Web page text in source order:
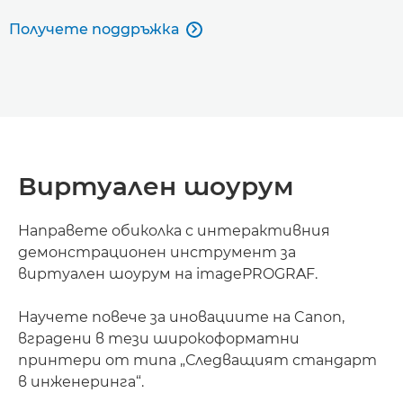
Получете поддръжка 
Виртуален шоурум
Направете обиколка с интерактивния
демонстрационен инструмент за
виртуален шоурум на imagePROGRAF.
Научете повече за иновациите на Canon,
вградени в тези широкоформатни
принтери от типа „Следващият стандарт
в инженеринга“.